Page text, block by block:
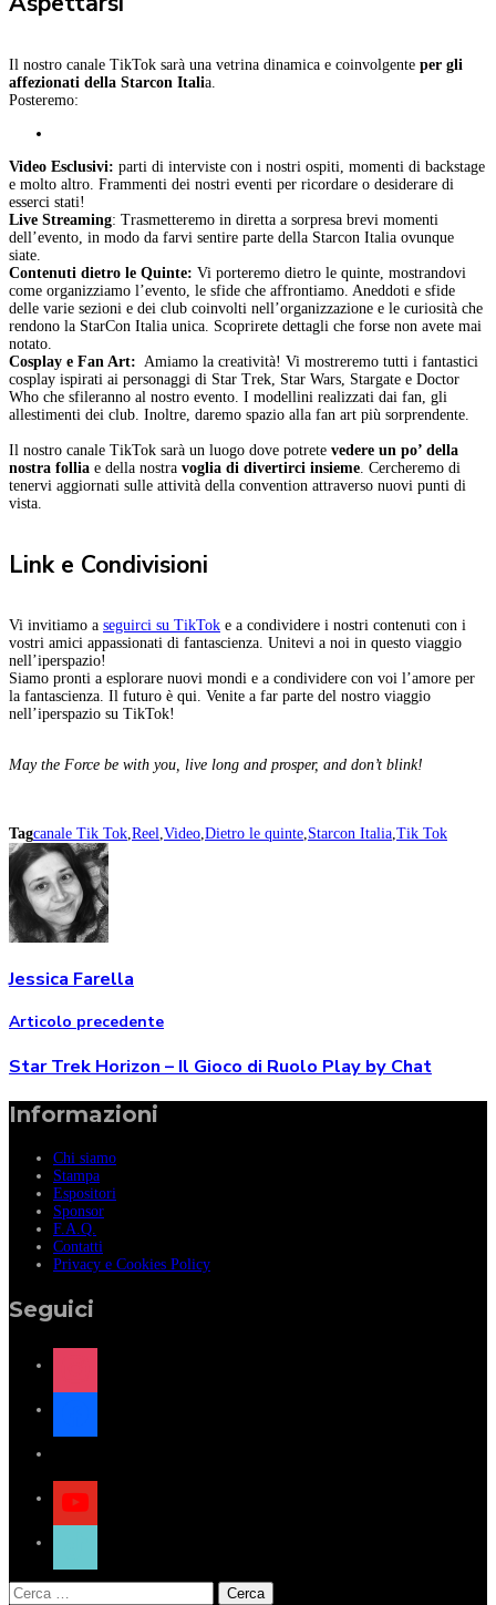
Il nostro canale TikTok sarà una vetrina dinamica e coinvolgente per gli
affezionati della Starcon Italia.
Posteremo:
Video Esclusivi: parti di interviste con i nostri ospiti, momenti di backstage
e molto altro. Frammenti dei nostri eventi per ricordare o desiderare di
esserci stati!
Live Streaming: Trasmetteremo in diretta a sorpresa brevi momenti
dell’evento, in modo da farvi sentire parte della Starcon Italia ovunque
siate.
Contenuti dietro le Quinte: Vi porteremo dietro le quinte, mostrandovi
come organizziamo l’evento, le sfide che affrontiamo. Aneddoti e sfide
delle varie sezioni e dei club coinvolti nell’organizzazione e le curiosità che
rendono la StarCon Italia unica. Scoprirete dettagli che forse non avete mai
notato.
Cosplay e Fan Art: Amiamo la creatività! Vi mostreremo tutti i fantastici
cosplay ispirati ai personaggi di Star Trek, Star Wars, Stargate e Doctor
Who che sfileranno al nostro evento. I modellini realizzati dai fan, gli
allestimenti dei club. Inoltre, daremo spazio alla fan art più sorprendente.
Il nostro canale TikTok sarà un luogo dove potrete vedere un po’ della
nostra follia e della nostra voglia di divertirci insieme . Cercheremo di
tenervi aggiornati sulle attività della convention attraverso nuovi punti di
vista.
Link e Condivisioni
Vi invitiamo a seguirci su TikTok e a condividere i nostri contenuti con i
vostri amici appassionati di fantascienza. Unitevi a noi in questo viaggio
nell’iperspazio!
Siamo pronti a esplorare nuovi mondi e a condividere con voi l’amore per
la fantascienza. Il futuro è qui. Venite a far parte del nostro viaggio
nell’iperspazio su TikTok!
May the Force be with you, live long and prosper, and don’t blink!
Tagcanale Tik Tok,Reel,Video,Dietro le quinte,Starcon Italia,Tik Tok
Jessica Farella
Articolo precedente
Star Trek Horizon – Il Gioco di Ruolo Play by Chat
Informazioni
Chi siamo
Stampa
Espositori
Sponsor
F.A.Q.
Contatti
Privacy e Cookies Policy
Seguici
instagram
facebook
x
youtube
tiktok
Ricerca